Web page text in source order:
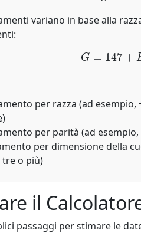
variano in base alla
G=147 +
per razza (ad
per parità (ad
per dimensione della
tre o più)
il
passaggi per stimare le